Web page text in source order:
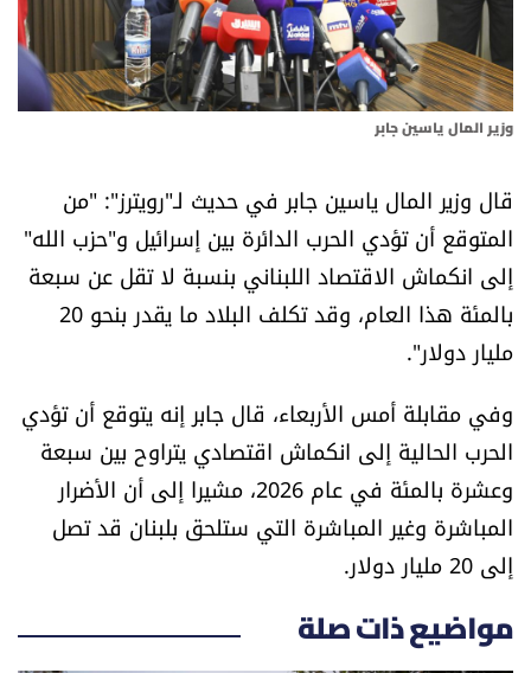
نداء القرّاء
خاص الموقع
كتّابنا
تحت المجهر
آراء
العالم
الصحافة الإسرائيلية
ثقافة وفنون
فصل من كتاب
وزير المال ياسين جابر
قال وزير المال ياسين جابر في حديث لـ"رويترز": "من
المتوقع أن تؤدي الحرب الدائرة بين إسرائيل و"حزب الله"
إلى انكماش الاقتصاد اللبناني بنسبة لا تقل عن سبعة
بالمئة هذا العام، وقد تكلف البلاد ما يقدر بنحو 20
مليار دولار".
وفي مقابلة أمس الأربعاء، قال جابر إنه يتوقع أن تؤدي
الحرب الحالية إلى انكماش اقتصادي يتراوح بين سبعة
وعشرة بالمئة في عام 2026، مشيرا إلى أن الأضرار
المباشرة وغير المباشرة التي ستلحق بلبنان قد تصل
إلى 20 مليار دولار.
مواضيع ذات صلة